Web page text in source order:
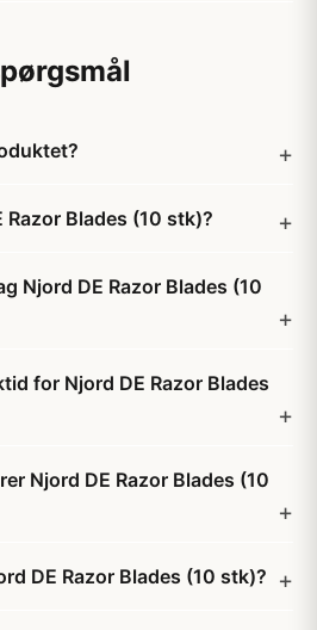
Blades (10 stk)?
Njord DE Razor Blades (10
for Njord DE Razor Blades
Njord DE Razor Blades (10
DE Razor Blades (10 stk)?